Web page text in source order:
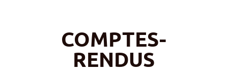
COMPTES-
RENDUS